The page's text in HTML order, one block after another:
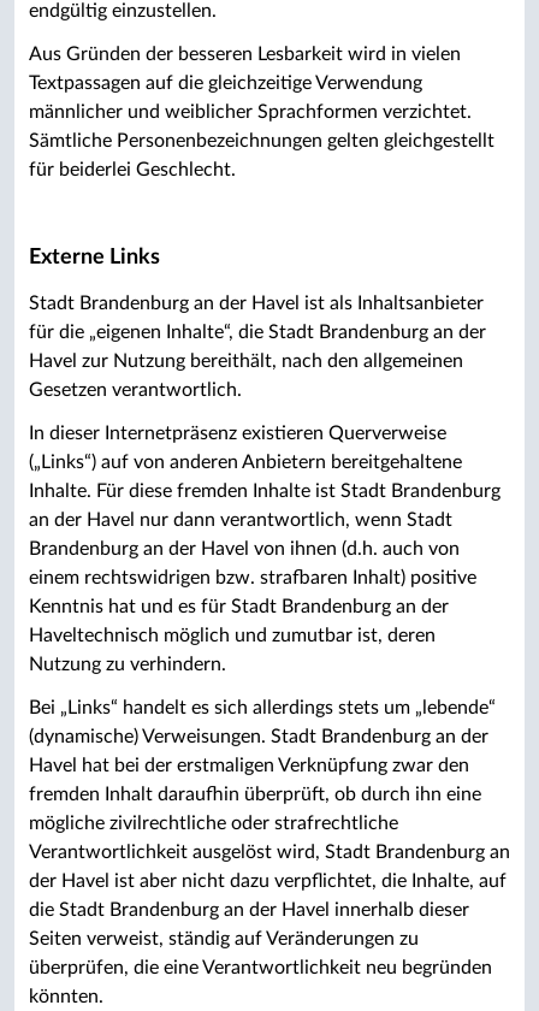
endgültig einzustellen.
Aus Gründen der besseren Lesbarkeit wird in vielen
Textpassagen auf die gleichzeitige Verwendung
männlicher und weiblicher Sprachformen verzichtet.
Sämtliche Personenbezeichnungen gelten gleichgestellt
für beiderlei Geschlecht.
Externe Links
Stadt Brandenburg an der Havel ist als Inhaltsanbieter
für die „eigenen Inhalte“, die Stadt Brandenburg an der
Havel zur Nutzung bereithält, nach den allgemeinen
Gesetzen verantwortlich.
In dieser Internetpräsenz existieren Querverweise
(„Links“) auf von anderen Anbietern bereitgehaltene
Inhalte. Für diese fremden Inhalte ist Stadt Brandenburg
an der Havel nur dann verantwortlich, wenn Stadt
Brandenburg an der Havel von ihnen (d.h. auch von
einem rechtswidrigen bzw. strafbaren Inhalt) positive
Kenntnis hat und es für Stadt Brandenburg an der
Haveltechnisch möglich und zumutbar ist, deren
Nutzung zu verhindern.
Bei „Links“ handelt es sich allerdings stets um „lebende“
(dynamische) Verweisungen. Stadt Brandenburg an der
Havel hat bei der erstmaligen Verknüpfung zwar den
fremden Inhalt daraufhin überprüft, ob durch ihn eine
mögliche zivilrechtliche oder strafrechtliche
Verantwortlichkeit ausgelöst wird, Stadt Brandenburg an
der Havel ist aber nicht dazu verpflichtet, die Inhalte, auf
die Stadt Brandenburg an der Havel innerhalb dieser
Seiten verweist, ständig auf Veränderungen zu
überprüfen, die eine Verantwortlichkeit neu begründen
könnten.